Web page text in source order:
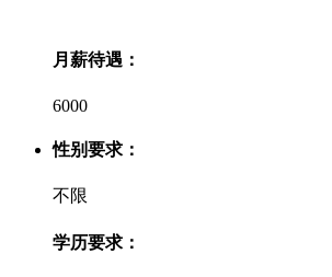
月薪待遇：
6000
性别要求：
不限
学历要求：